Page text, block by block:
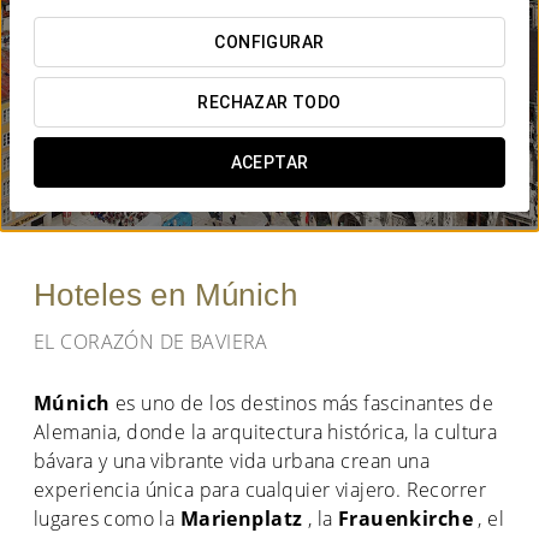
CONFIGURAR
RECHAZAR TODO
ACEPTAR
Hoteles en Múnich
EL CORAZÓN DE BAVIERA
Múnich es uno de los destinos más fascinantes de
Alemania, donde la arquitectura histórica, la cultura
bávara y una vibrante vida urbana crean una
experiencia única para cualquier viajero. Recorrer
lugares como la Marienplatz , la Frauenkirche , el